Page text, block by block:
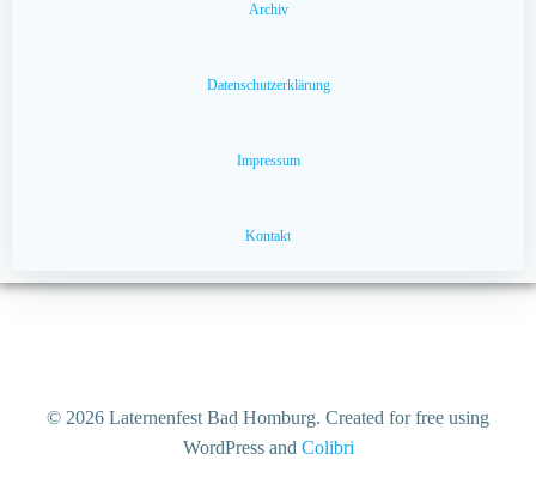
Archiv
Datenschutzerklärung
Impressum
Kontakt
© 2026 Laternenfest Bad Homburg. Created for free using
WordPress and Colibri